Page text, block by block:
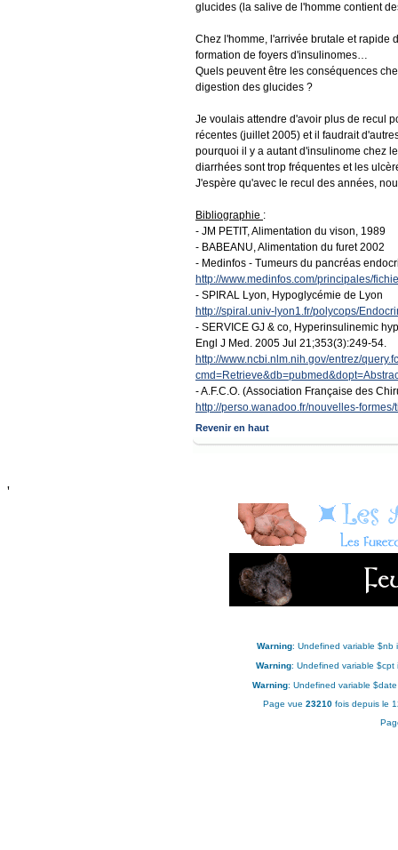
glucides (la salive de l'homme contient
Chez l'homme, l'arrivée brutale et rapide
formation de foyers d'insulinomes…
Quels peuvent être les conséquences
digestion des glucides ?
Je voulais attendre d'avoir plus de recul
récentes (juillet 2005) et il faudrait
pourquoi il y a autant d'insulinome chez
diarrhées sont trop fréquentes et les
J'espère qu'avec le recul des années,
Bibliographie :
- JM PETIT, Alimentation du vison, 1989
- BABEANU, Alimentation du furet 2002
- Medinfos - Tumeurs du pancréas
http://www.medinfos.com/principales/
- SPIRAL Lyon, Hypoglycémie de Lyon
http://spiral.univ-lyon1.fr/polycops/
- SERVICE GJ & co, Hyperinsulinemic
Engl J Med. 2005 Jul 21;353(3):249-54.
http://www.ncbi.nlm.nih.gov/entrez/
- A.F.C.O. (Association Française des
http://perso.wanadoo.fr/nouvelles-formes/
Revenir en haut
'
Warning: Undefined variable $nb
Warning: Undefined variable $cpt
Warning: Undefined variable
Page vue 23210 fois depuis le